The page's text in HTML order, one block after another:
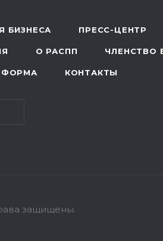
БИЗНЕСА ПРЕСС-ЦЕНТР
О РАСПП ЧЛЕНСТВО
КОНТАКТЫ
защищены.